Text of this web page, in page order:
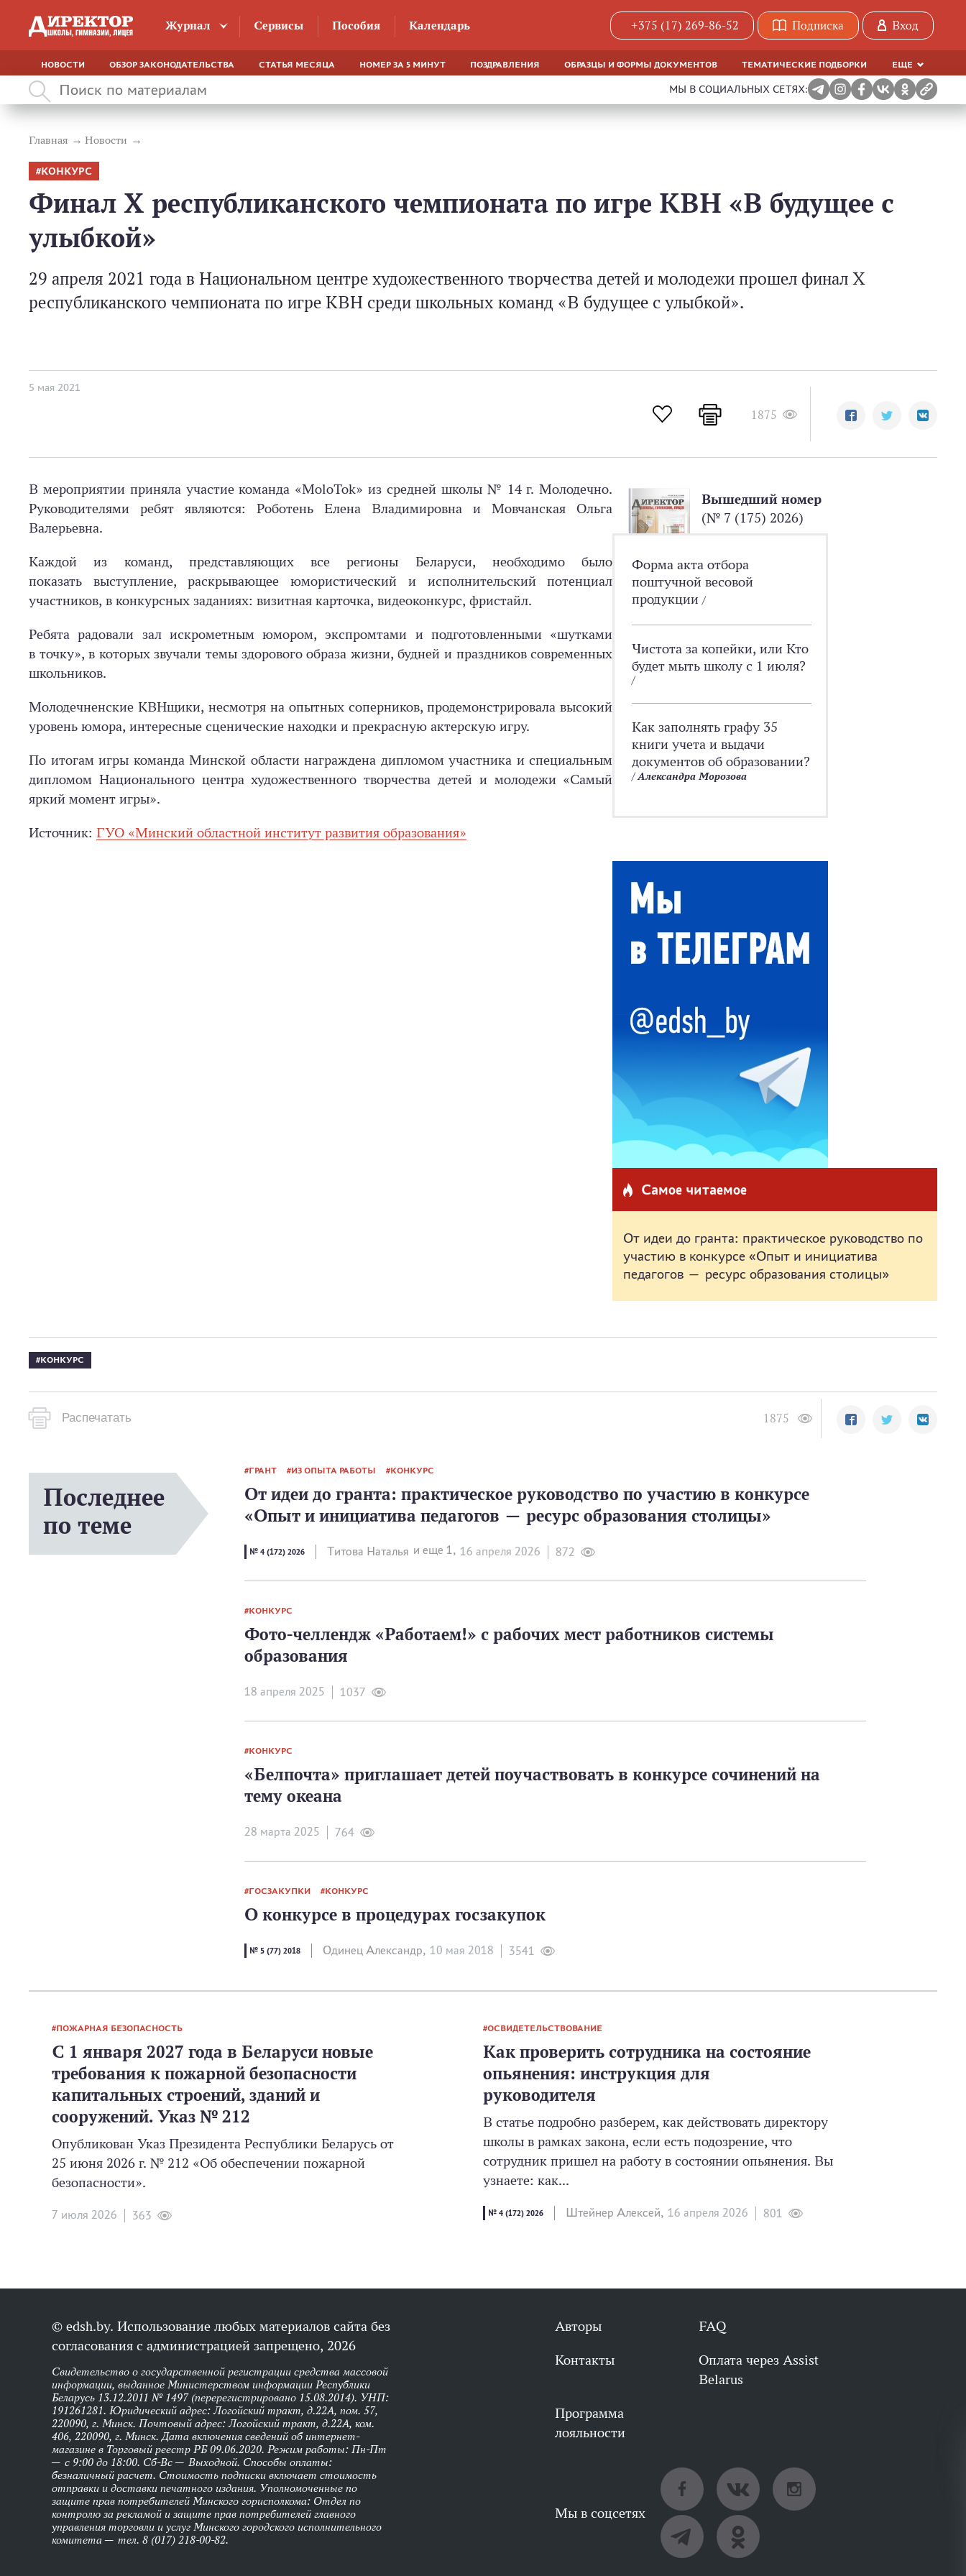
Журнал Сервисы Пособия Календарь +375 (17) 269-86-52 Подписка Вход
НОВОСТИ ОБЗОР ЗАКОНОДАТЕЛЬСТВА СТАТЬЯ МЕСЯЦА НОМЕР ЗА 5 МИНУТ ПОЗДРАВЛЕНИЯ ОБРАЗЦЫ И ФОРМЫ ДОКУМЕНТОВ ТЕМАТИЧЕСКИЕ ПОДБОРКИ ЕЩЕ
МЫ В СОЦИАЛЬНЫХ СЕТЯХ:
Главная Новости
КОНКУРС
Финал X республиканского чемпионата по игре КВН «В будущее с
улыбкой»
29 апреля 2021 года в Национальном центре художественного творчества детей и молодежи прошел финал X
республиканского чемпионата по игре КВН среди школьных команд «В будущее с улыбкой».
5 мая 2021
1875
В мероприятии приняла участие команда «MoloTok» из средней школы № 14 г. Молодечно.
Руководителями ребят являются: Роботень Елена Владимировна и Мовчанская Ольга
Валерьевна.
Каждой из команд, представляющих все регионы Беларуси, необходимо было
показать выступление, раскрывающее юмористический и исполнительский потенциал
участников, в конкурсных заданиях: визитная карточка, видеоконкурс, фристайл.
Ребята радовали зал искрометным юмором, экспромтами и подготовленными «шутками
в точку», в которых звучали темы здорового образа жизни, будней и праздников современных
школьников.
Молодечненские КВНщики, несмотря на опытных соперников, продемонстрировала высокий
уровень юмора, интересные сценические находки и прекрасную актерскую игру.
По итогам игры команда Минской области награждена дипломом участника и специальным
дипломом Национального центра художественного творчества детей и молодежи «Самый
яркий момент игры».
Источник: ГУО «Минский областной институт развития образования»
Вышедший номер
(№ 7 (175) 2026)
Форма акта отбора
поштучной весовой
продукции/
Чистота за копейки, или Кто
будет мыть школу с 1 июля?
/
Как заполнять графу 35
книги учета и выдачи
документов об образовании?
/Александра Морозова
Самое читаемое
От идеи до гранта: практическое руководство по
участию в конкурсе «Опыт и инициатива
педагогов — ресурс образования столицы»
КОНКУРС
Распечатать 1875
Последнее
по теме
ГРАНТ ИЗ ОПЫТА РАБОТЫ КОНКУРС
От идеи до гранта: практическое руководство по участию в конкурсе
«Опыт и инициатива педагогов — ресурс образования столицы»
№ 4 (172) 2026 Титова Наталья и еще 1, 16 апреля 2026 872
КОНКУРС
Фото-челлендж «Работаем!» с рабочих мест работников системы
образования
18 апреля 2025 1037
КОНКУРС
«Белпочта» приглашает детей поучаствовать в конкурсе сочинений на
тему океана
28 мартa 2025 764
ГОСЗАКУПКИ КОНКУРС
О конкурсе в процедурах госзакупок
№ 5 (77) 2018 Одинец Александр, 10 мая 2018 3541
ПОЖАРНАЯ БЕЗОПАСНОСТЬ
С 1 января 2027 года в Беларуси новые
требования к пожарной безопасности
капитальных строений, зданий и
сооружений. Указ № 212
Опубликован Указ Президента Республики Беларусь от
25 июня 2026 г. № 212 «Об обеспечении пожарной
безопасности».
7 июля 2026 363
ОСВИДЕТЕЛЬСТВОВАНИЕ
Как проверить сотрудника на состояние
опьянения: инструкция для
руководителя
В статье подробно разберем, как действовать директору
школы в рамках закона, если есть подозрение, что
сотрудник пришел на работу в состоянии опьянения. Вы
узнаете: как...
№ 4 (172) 2026 Штейнер Алексей, 16 апреля 2026 801
© edsh.by. Использование любых материалов сайта без
согласования с администрацией запрещено, 2026
Свидетельство о государственной регистрации средства массовой
информации, выданное Министерством информации Республики
Беларусь 13.12.2011 № 1497 (перерегистрировано 15.08.2014). УНП:
191261281. Юридический адрес: Логойский тракт, д.22А, пом. 57,
220090, г. Минск. Почтовый адрес: Логойский тракт, д.22А, ком.
406, 220090, г. Минск. Дата включения сведений об интернет-
магазине в Торговый реестр РБ 09.06.2020. Режим работы: Пн-Пт
— с 9:00 до 18:00. Сб-Вс — Выходной. Способы оплаты:
безналичный расчет. Стоимость подписки включает стоимость
отправки и доставки печатного издания. Уполномоченные по
защите прав потребителей Минского горисполкома: Отдел по
контролю за рекламой и защите прав потребителей главного
управления торговли и услуг Минского городского исполнительного
комитета — тел. 8 (017) 218-00-82.
Авторы FAQ
Контакты
Оплата через Assist
Belarus
Программа
лояльности
Мы в соцсетях